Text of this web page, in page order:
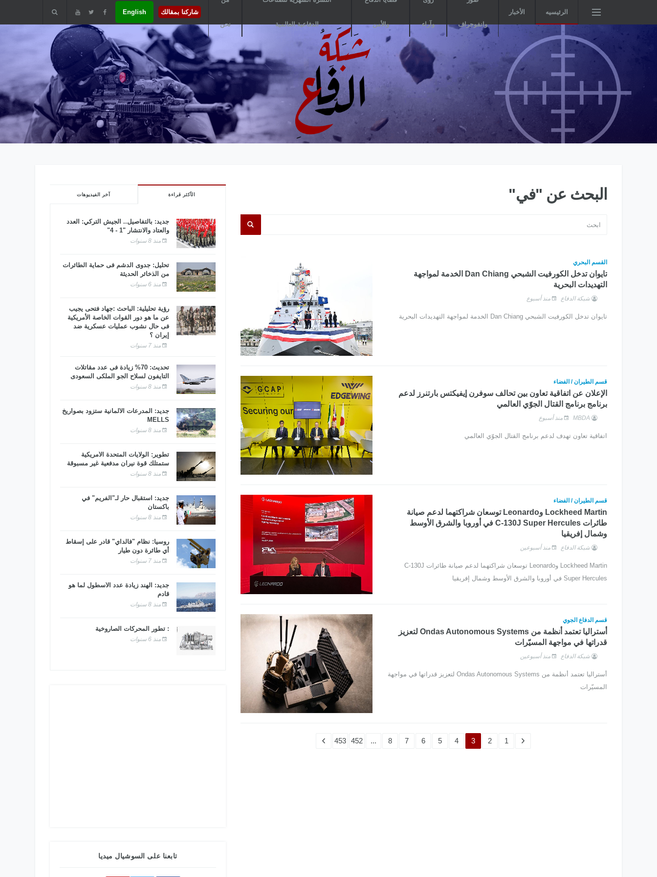
الرئيسيه الأخبار
وانفوجراف وآراء والأمن الدفاعية العالمية نحن
شاركنا بمقالك English
البحث عن "في"
القسم البحري
تايوان تدخل الكورفيت الشبحي Dan Chiang الخدمة لمواجهة
التهديدات البحرية
شبكة الدفاع منذ أسبوع
تايوان تدخل الكورفيت الشبحي Dan Chiang الخدمة لمواجهة التهديدات البحرية
قسم الطيران / الفضاء
الإعلان عن اتفاقية تعاون بين تحالف سوفرن إيفيكتس بارتنرز لدعم
برنامج برنامج القتال الجوّي العالمي
MBDA منذ أسبوع
اتفاقية تعاون تهدف لدعم برنامج القتال الجوّي العالمي
قسم الطيران / الفضاء
Lockheed Martin وLeonardo توسعان شراكتهما لدعم صيانة
طائرات C-130J Super Hercules في أوروبا والشرق الأوسط
وشمال إفريقيا
شبكة الدفاع منذ أسبوعين
Lockheed Martin وLeonardo توسعان شراكتهما لدعم صيانة طائرات C-130J
Super Hercules في أوروبا والشرق الأوسط وشمال إفريقيا
قسم الدفاع الجوي
أستراليا تعتمد أنظمة من Ondas Autonomous Systems لتعزيز
قدراتها في مواجهة المسيّرات
شبكة الدفاع منذ أسبوعين
أستراليا تعتمد أنظمة من Ondas Autonomous Systems لتعزيز قدراتها في مواجهة
المسيّرات
1
2
3
4
5
6
7
8
...
452
453
الأكثر قراءة آخر الفيديوهات
جديد: بالتفاصيل.. الجيش التركي: العدد
والعتاد والانتشار "1 - 4"
منذ 8 سنوات
تحليل: جدوى الدشم فى حماية الطائرات
من الذخائر الحديثة
منذ 6 سنوات
رؤية تحليلية: الباحث :جهاد فتحى يجيب
عن ما هو دور القوات الخاصة الأمريكية
فى حال نشوب عمليات عسكرية ضد
إيران ؟
منذ 7 سنوات
تحديث: 70% زيادة فى عدد مقاتلات
التايفون لسلاح الجو الملكى السعودى
منذ 8 سنوات
جديد: المدرعات الألمانية ستزود بصواريخ
MELLS
منذ 8 سنوات
تطوير: الولايات المتحدة الأمريكية
ستمتلك قوة نيران مدفعية غير مسبوقة
منذ 8 سنوات
جديد: استقبال حار لـ"الفريم" في
باكستان
منذ 8 سنوات
روسيا: نظام "فالداي" قادر على إسقاط
أي طائرة دون طيار
منذ 7 سنوات
جديد: الهند زيادة عدد الأسطول لما هو
قادم
منذ 8 سنوات
: تطور المحركات الصاروخية
منذ 6 سنوات
تابعنا على السوشيال ميديا